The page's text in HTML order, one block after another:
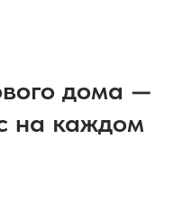
дома —
на каждом